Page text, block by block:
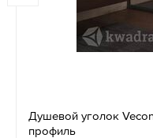
Душевой уголок
профиль